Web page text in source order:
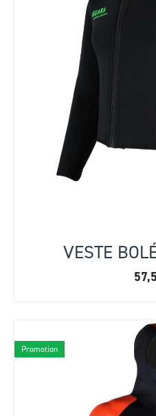
VESTE
Promotion